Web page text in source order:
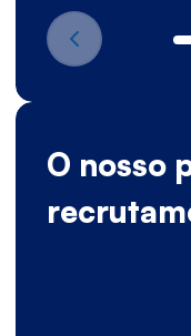
O nosso